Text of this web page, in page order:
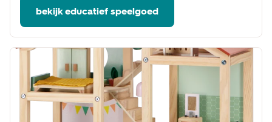
bekijk educatief speelgoed